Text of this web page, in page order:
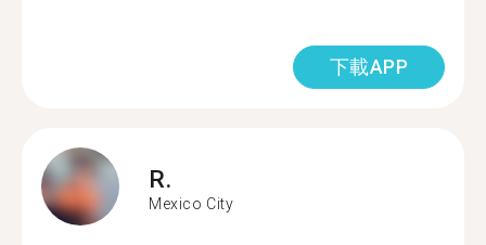
下載APP
R.
Mexico City